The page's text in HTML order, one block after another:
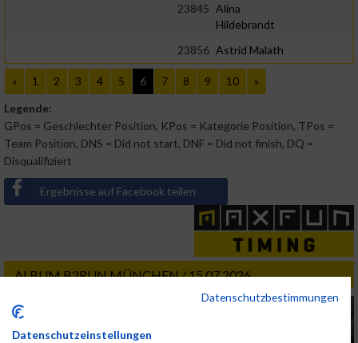
23845 Alina
Hildebrandt
23856 Astrid Malath
« 1 2 3 4 5 6 7 8 9 10
»
Legende:
GPos = Geschlechter Position, KPos = Kategorie Position, TPos =
Team Position, DNS = Did not start, DNF = Did not finish, DQ =
Disqualifiziert
Ergebnisse auf Facebook teilen
ALBUM B2RUN MÜNCHEN / 15.07.2026
Datenschutzbestimmungen
Datenschutzeinstellungen